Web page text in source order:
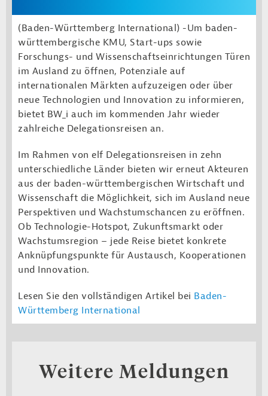
(Baden-Württemberg International) -Um baden-
württembergische KMU, Start-ups sowie
Forschungs- und Wissenschaftseinrichtungen Türen
im Ausland zu öffnen, Potenziale auf
internationalen Märkten aufzuzeigen oder über
neue Technologien und Innovation zu informieren,
bietet BW_i auch im kommenden Jahr wieder
zahlreiche Delegationsreisen an.
Im Rahmen von elf Delegationsreisen in zehn
unterschiedliche Länder bieten wir erneut Akteuren
aus der baden-württembergischen Wirtschaft und
Wissenschaft die Möglichkeit, sich im Ausland neue
Perspektiven und Wachstumschancen zu eröffnen.
Ob Technologie-Hotspot, Zukunftsmarkt oder
Wachstumsregion – jede Reise bietet konkrete
Anknüpfungspunkte für Austausch, Kooperationen
und Innovation.
Lesen Sie den vollständigen Artikel bei Baden-
Württemberg International
Weitere Meldungen